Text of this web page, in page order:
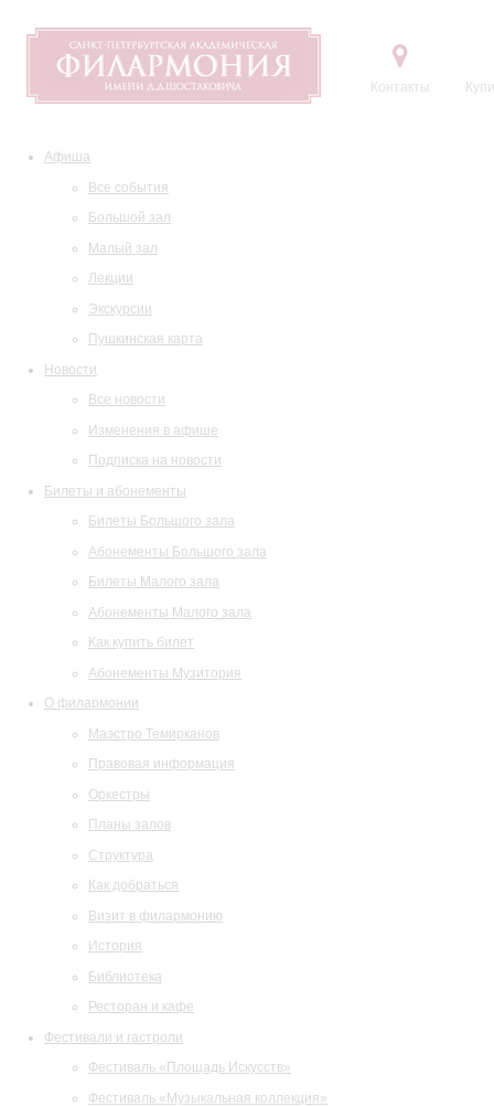
Контакты
Афиша
Все события
Большой зал
Малый зал
Лекции
Экскурсии
Пушкинская карта
Новости
Все новости
Изменения в афише
Подписка на новости
Билеты и абонементы
Билеты Большого зала
Абонементы Большого зала
Билеты Малого зала
Абонементы Малого зала
Как купить билет
Абонементы Музитория
О филармонии
Маэстро Темирканов
Правовая информация
Оркестры
Планы залов
Структура
Как добраться
Визит в филармонию
История
Библиотека
Ресторан и кафе
Фестивали и гастроли
Фестиваль «Площадь Искусств»
Фестиваль «Музыкальная коллекция»